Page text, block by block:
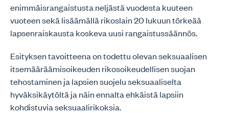
enimmäisrangaistusta neljästä vuodesta kuuteen
vuoteen sekä lisäämällä rikoslain 20 lukuun törkeää
lapsenraiskausta koskeva uusi rangaistussäännös.
Esityksen tavoitteena on todettu olevan seksuaalisen
itsemääräämisoikeuden rikosoikeudellisen suojan
tehostaminen ja lapsien suojelu seksuaaliselta
hyväksikäytöltä ja näin ennalta ehkäistä lapsiin
kohdistuvia seksuaalirikoksia.